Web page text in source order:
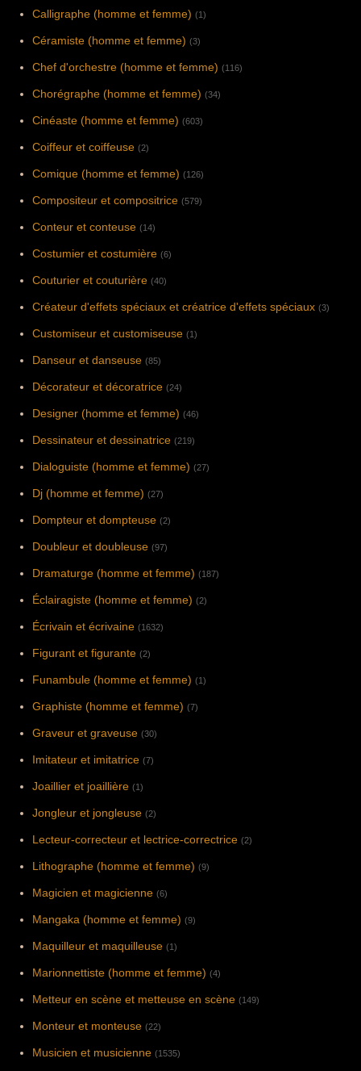
Calligraphe (homme et femme) (1)
Céramiste (homme et femme) (3)
Chef d'orchestre (homme et femme) (116)
Chorégraphe (homme et femme) (34)
Cinéaste (homme et femme) (603)
Coiffeur et coiffeuse (2)
Comique (homme et femme) (126)
Compositeur et compositrice (579)
Conteur et conteuse (14)
Costumier et costumière (6)
Couturier et couturière (40)
Créateur d'effets spéciaux et créatrice d'effets spéciaux (3)
Customiseur et customiseuse (1)
Danseur et danseuse (85)
Décorateur et décoratrice (24)
Designer (homme et femme) (46)
Dessinateur et dessinatrice (219)
Dialoguiste (homme et femme) (27)
Dj (homme et femme) (27)
Dompteur et dompteuse (2)
Doubleur et doubleuse (97)
Dramaturge (homme et femme) (187)
Éclairagiste (homme et femme) (2)
Écrivain et écrivaine (1632)
Figurant et figurante (2)
Funambule (homme et femme) (1)
Graphiste (homme et femme) (7)
Graveur et graveuse (30)
Imitateur et imitatrice (7)
Joaillier et joaillière (1)
Jongleur et jongleuse (2)
Lecteur-correcteur et lectrice-correctrice (2)
Lithographe (homme et femme) (9)
Magicien et magicienne (6)
Mangaka (homme et femme) (9)
Maquilleur et maquilleuse (1)
Marionnettiste (homme et femme) (4)
Metteur en scène et metteuse en scène (149)
Monteur et monteuse (22)
Musicien et musicienne (1535)